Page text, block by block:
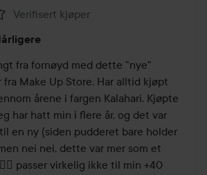
Verifisert kjøper
fra fornøyd med dette "nye"
Make Up Store. Har alltid kjøpt
årene i fargen Kalahari. Kjøpte
har hatt min i flere år, og det var
en ny (siden pudderet bare holder
nei nei, dette var mer som et
passer virkelig ikke til min +40